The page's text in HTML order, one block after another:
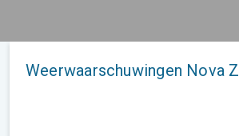
Weerwaarschuwingen Nova